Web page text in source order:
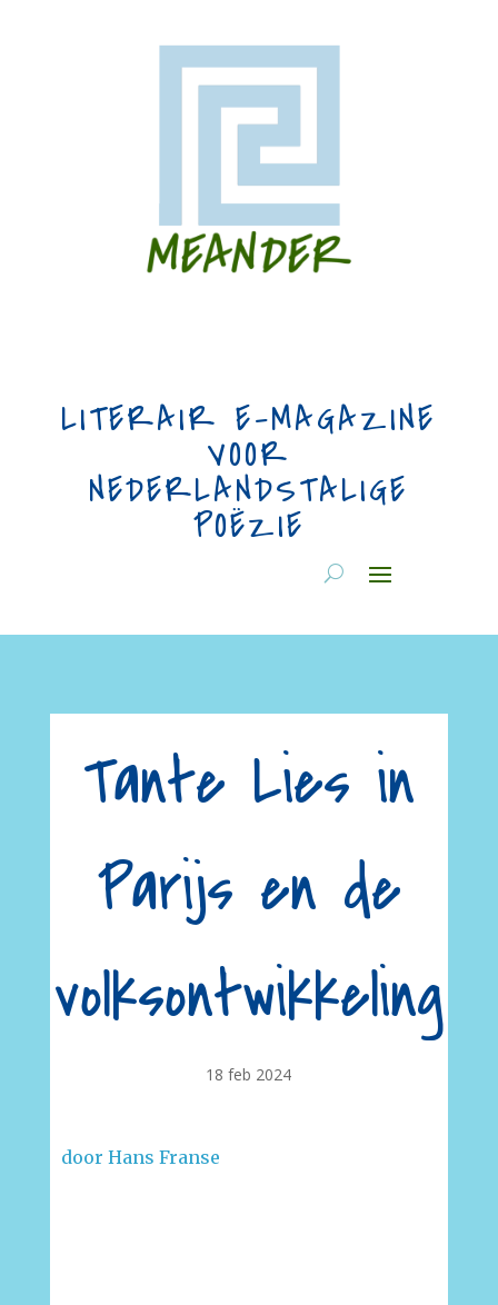
LITERAIR E-MAGAZINE
VOOR
NEDERLANDSTALIGE
POËZIE
Tante Lies in
Parijs en de
volksontwikkeling
18 feb 2024
door Hans Franse